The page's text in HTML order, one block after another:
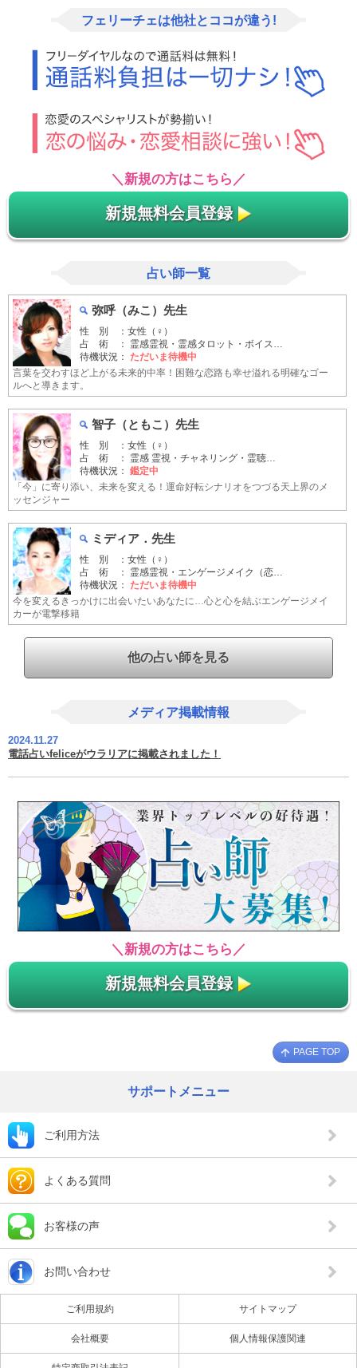
フェリーチェは他社とココが違う!
＼新規の方はこちら／
新規無料会員登録
占い師一覧
弥呼（みこ）先生
性 別 ：女性（♀）
占 術 ： 霊感霊視・霊感タロット・ボイス…
待機状況： ただいま待機中
言葉を交わすほど上がる未来的中率！困難な恋路も幸せ溢れる明確なゴー
ルへと導きます。
智子（ともこ）先生
性 別 ：女性（♀）
占 術 ： 霊感 霊視・チャネリング・霊聴…
待機状況： 鑑定中
「今」に寄り添い、未来を変える！運命好転シナリオをつづる天上界のメ
ッセンジャー
ミディア．先生
性 別 ：女性（♀）
占 術 ： 霊感霊視・エンゲージメイク（恋…
待機状況： ただいま待機中
今を変えるきっかけに出会いたいあなたに…心と心を結ぶエンゲージメイ
カーが電撃移籍
他の占い師を見る
メディア掲載情報
2024.11.27
電話占いfeliceがウラリアに掲載されました！
＼新規の方はこちら／
新規無料会員登録
PAGE TOP
サポートメニュー
ご利用方法
よくある質問
お客様の声
お問い合わせ
ご利用規約 サイトマップ
会社概要 個人情報保護関連